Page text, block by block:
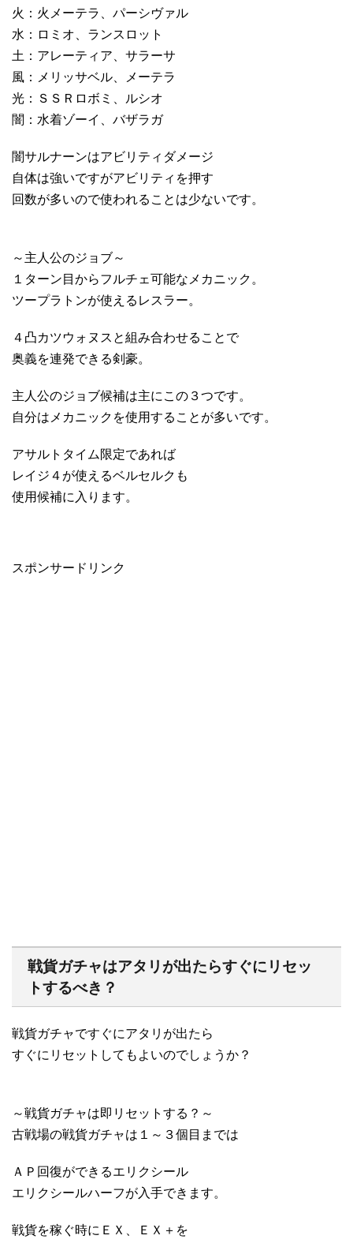
火：火メーテラ、パーシヴァル
水：ロミオ、ランスロット
土：アレーティア、サラーサ
風：メリッサベル、メーテラ
光：ＳＳＲロボミ、ルシオ
闇：水着ゾーイ、バザラガ
闇サルナーンはアビリティダメージ
自体は強いですがアビリティを押す
回数が多いので使われることは少ないです。
～主人公のジョブ～
１ターン目からフルチェ可能なメカニック。
ツープラトンが使えるレスラー。
４凸カツウォヌスと組み合わせることで
奥義を連発できる剣豪。
主人公のジョブ候補は主にこの３つです。
自分はメカニックを使用することが多いです。
アサルトタイム限定であれば
レイジ４が使えるベルセルクも
使用候補に入ります。
スポンサードリンク
戦貨ガチャはアタリが出たらすぐにリセッ
トするべき？
戦貨ガチャですぐにアタリが出たら
すぐにリセットしてもよいのでしょうか？
～戦貨ガチャは即リセットする？～
古戦場の戦貨ガチャは１～３個目までは
ＡＰ回復ができるエリクシール
エリクシールハーフが入手できます。
戦貨を稼ぐ時にＥＸ、ＥＸ＋を